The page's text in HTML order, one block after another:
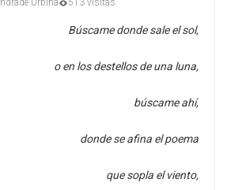
Urbina 513 visitas
Búscame donde sale el sol,
o en los destellos de una luna,
búscame ahí,
donde se afina el poema
que sopla el viento,